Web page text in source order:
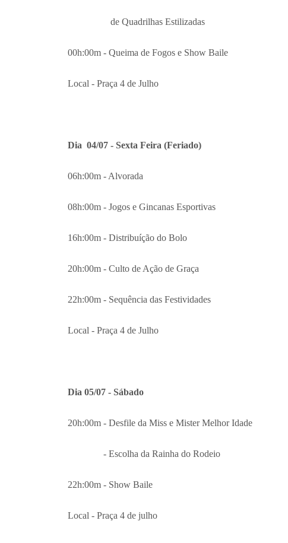
de Quadrilhas Estilizadas
00h:00m - Queima de Fogos e Show Baile
Local - Praça 4 de Julho
Dia 04/07 - Sexta Feira (Feriado)
06h:00m - Alvorada
08h:00m - Jogos e Gincanas Esportivas
16h:00m - Distribuíção do Bolo
20h:00m - Culto de Ação de Graça
22h:00m - Sequência das Festividades
Local - Praça 4 de Julho
Dia 05/07 - Sábado
20h:00m - Desfile da Miss e Mister Melhor Idade
- Escolha da Rainha do Rodeio
22h:00m - Show Baile
Local - Praça 4 de julho